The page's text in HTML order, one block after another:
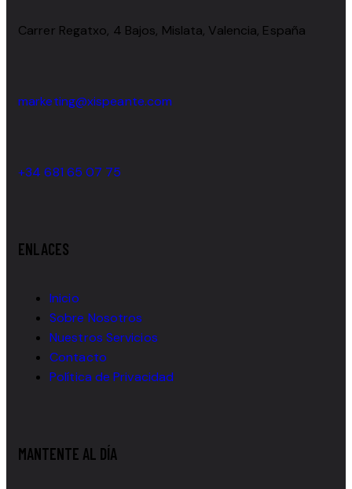
Carrer Regatxo, 4 Bajos, Mislata, Valencia, España
marketing@xispeante.com
+34 681 65 07 75
ENLACES
Inicio
Sobre Nosotros
Nuestros Servicios
Contacto
Política de Privacidad
MANTENTE AL DÍA